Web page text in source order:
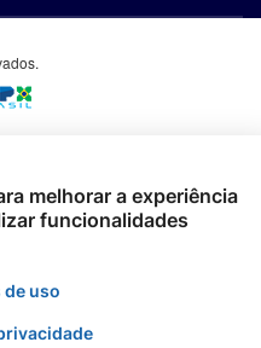
melhorar a experiência
funcionalidades
de uso